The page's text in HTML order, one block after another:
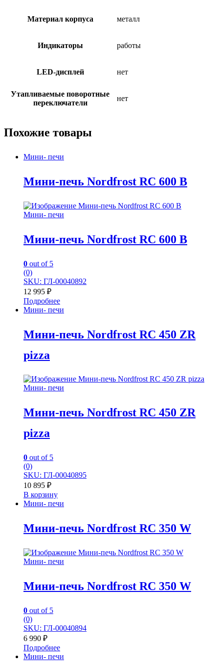
Материал корпуса металл
Индикаторы работы
LED-дисплей нет
Утапливаемые поворотные
переключатели
нет
Похожие товары
Мини- печи
Мини-печь Nordfrost RC 600 B
Мини- печи
Мини-печь Nordfrost RC 600 B
0 out of 5
(0)
SKU: ГЛ-00040892
12 995 ₽
Подробнее
Мини- печи
Мини-печь Nordfrost RC 450 ZR
pizza
Мини- печи
Мини-печь Nordfrost RC 450 ZR
pizza
0 out of 5
(0)
SKU: ГЛ-00040895
10 895 ₽
В корзину
Мини- печи
Мини-печь Nordfrost RC 350 W
Мини- печи
Мини-печь Nordfrost RC 350 W
0 out of 5
(0)
SKU: ГЛ-00040894
6 990 ₽
Подробнее
Мини- печи